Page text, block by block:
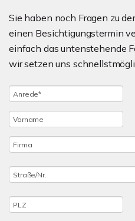
Sie haben noch Fragen zu
einen Besichtigungstermin
einfach das untenstehende
wir setzen uns